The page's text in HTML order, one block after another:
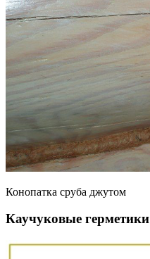
Конопатка сруба джутом
Каучуковые герметики